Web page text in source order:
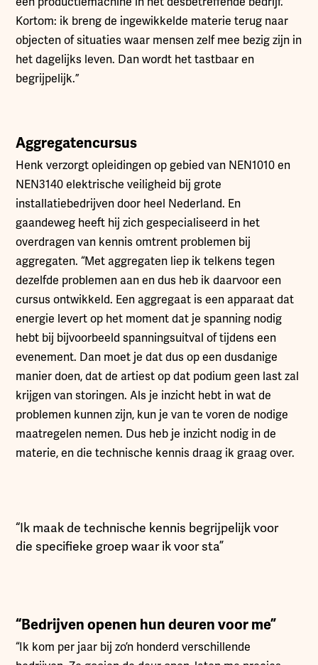
Kortom: ik breng de ingewikkelde materie terug naar
objecten of situaties waar mensen zelf mee bezig zijn in
het dagelijks leven. Dan wordt het tastbaar en
begrijpelijk.”
Aggregatencursus
Henk verzorgt opleidingen op gebied van NEN1010 en
NEN3140 elektrische veiligheid bij grote
installatiebedrijven door heel Nederland. En
gaandeweg heeft hij zich gespecialiseerd in het
overdragen van kennis omtrent problemen bij
aggregaten. “Met aggregaten liep ik telkens tegen
dezelfde problemen aan en dus heb ik daarvoor een
cursus ontwikkeld. Een aggregaat is een apparaat dat
energie levert op het moment dat je spanning nodig
hebt bij bijvoorbeeld spanningsuitval of tijdens een
evenement. Dan moet je dat dus op een dusdanige
manier doen, dat de artiest op dat podium geen last zal
krijgen van storingen. Als je inzicht hebt in wat de
problemen kunnen zijn, kun je van te voren de nodige
maatregelen nemen. Dus heb je inzicht nodig in de
materie, en die technische kennis draag ik graag over.
“Ik maak de technische kennis begrijpelijk voor
die specifieke groep waar ik voor sta”
“Bedrijven openen hun deuren voor me”
“Ik kom per jaar bij zo’n honderd verschillende